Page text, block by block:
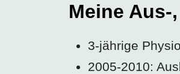
Meine
3-jährige
2005-2010: